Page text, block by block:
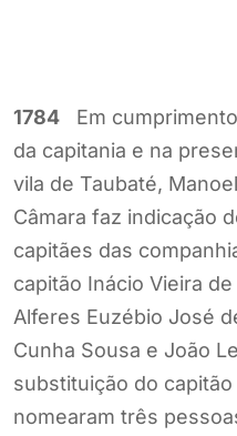
1784 Em
da capitania e na
vila de Taubaté,
Câmara faz indicação
capitães das
capitão Inácio Vieira
Alferes Euzébio José
Cunha Sousa e João
substituição do
nomearam três